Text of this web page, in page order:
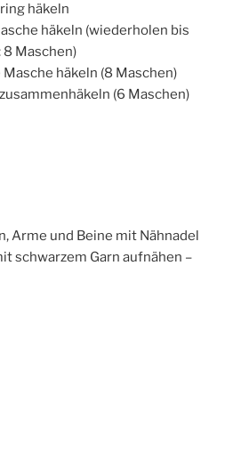
häkeln
häkeln (wiederholen bis
8 Maschen)
Masche häkeln (8 Maschen)
(6 Maschen)
Arme und Beine mit Nähnadel
schwarzem Garn aufnähen –